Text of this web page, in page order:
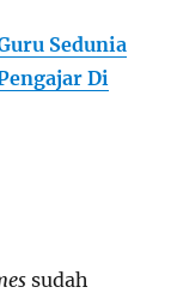
Sedunia
Di
sudah